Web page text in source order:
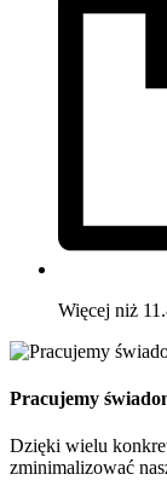
Więcej niż
Pracujemy
Dzięki wielu
zminimalizować